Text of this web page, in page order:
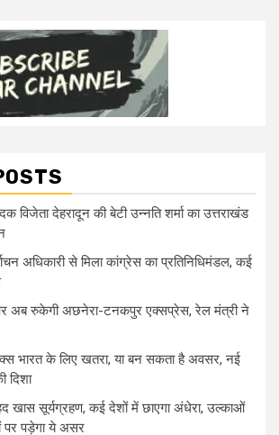
विजेता देहरादून की बेटी उन्नति शर्मा का उत्तराखंड
अधिकारी से मिला कांग्रेस का प्रतिनिधिमंडल, कई
अब रुकेगी अछनेरा-टनकपुर एक्सप्रेस, रेल मंत्री ने
भारत के लिए खतरा, या बन सकता है अवसर, नई
दिशा
खास सूर्यग्रहण, कई देशों में छाएगा अंधेरा, उल्काओं
पर पड़ेगा ये असर